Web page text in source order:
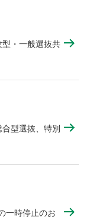
・一般選抜共
型選抜、特別
一時停止のお